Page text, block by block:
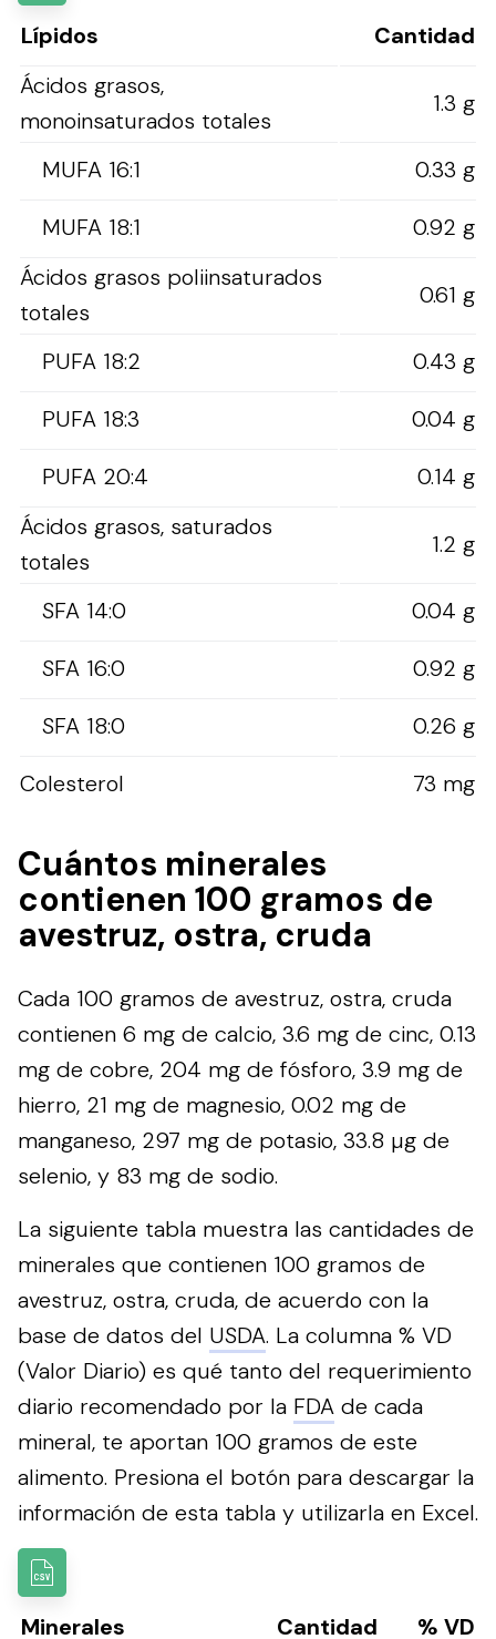
Lípidos
Cantidad
Ácidos grasos,
monoinsaturados totales
1.3 g
MUFA 16:1
0.33 g
MUFA 18:1
0.92 g
Ácidos grasos poliinsaturados
totales
0.61 g
PUFA 18:2
0.43 g
PUFA 18:3
0.04 g
PUFA 20:4
0.14 g
Ácidos grasos, saturados
totales
1.2 g
SFA 14:0
0.04 g
SFA 16:0
0.92 g
SFA 18:0
0.26 g
Colesterol
73 mg
Cuántos minerales
contienen 100 gramos de
avestruz, ostra, cruda
Cada 100 gramos de avestruz, ostra, cruda
contienen 6 mg de calcio, 3.6 mg de cinc, 0.13
mg de cobre, 204 mg de fósforo, 3.9 mg de
hierro, 21 mg de magnesio, 0.02 mg de
manganeso, 297 mg de potasio, 33.8 µg de
selenio, y 83 mg de sodio.
La siguiente tabla muestra las cantidades de
minerales que contienen 100 gramos de
avestruz, ostra, cruda, de acuerdo con la
base de datos del USDA. La columna % VD
(Valor Diario) es qué tanto del requerimiento
diario recomendado por la FDA de cada
mineral, te aportan 100 gramos de este
alimento. Presiona el botón para descargar la
información de esta tabla y utilizarla en Excel.
Minerales Cantidad % VD